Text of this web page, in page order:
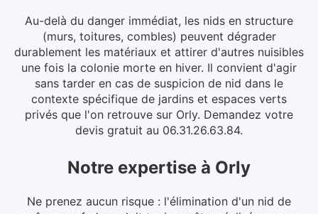
Au-delà du danger immédiat, les nids en structure
(murs, toitures, combles) peuvent dégrader
durablement les matériaux et attirer d'autres nuisibles
une fois la colonie morte en hiver. Il convient d'agir
sans tarder en cas de suspicion de nid dans le
contexte spécifique de jardins et espaces verts
privés que l'on retrouve sur Orly. Demandez votre
devis gratuit au 06.31.26.63.84.
Notre expertise à Orly
Ne prenez aucun risque : l'élimination d'un nid de